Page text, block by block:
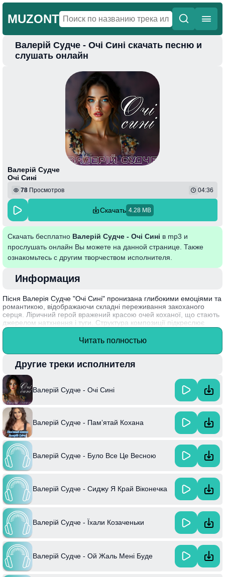
MUZONT
Главная
Валерій Судче - Очі Сині скачать песню и
слушать онлайн
Валерій Судче
Очі Сині
78 Просмотров 04:36
Скачать 4.28 MB
Скачать бесплатно Валерій Судче - Очі Сині в mp3 и
прослушать онлайн Вы можете на данной странице. Также
ознакомьтесь с другим творчеством исполнителя.
Информация
Пісня Валерія Судче "Очі Сині" пронизана глибокими емоціями та
романтикою, відображаючи складні переживання закоханого
серця. Ліричний герой вражений красою очей коханої, що стають
джерелом натхнення і туги. Структура композиції підкреслює
красу української мелодії, а тексти викликають ностальгію та
спонукають до роздумів про справжні почуття.
Ця пісня стала популярною завдяки своєму мелодійному
звучанню та емоційній щирості, що забезпечило їй місце в серцях
слухачів. Варто зазначити, що Валерій Судче — успішний
український артист, відомий своєю здатністю передавати глибокі
емоції через музику.
Читать полностью
Другие треки исполнителя
Валерій Судче - Очі Сині
Валерій Судче - Памʼятай Кохана
Валерій Судче - Було Все Це Весною
Валерій Судче - Сиджу Я Край Віконечка
Валерій Судче - Їхали Козаченьки
Валерій Судче - Ой Жаль Мені Буде